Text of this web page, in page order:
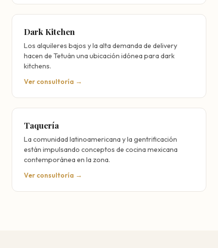
Dark Kitchen
Los alquileres bajos y la alta demanda de delivery
hacen de Tetuán una ubicación idónea para dark
kitchens.
Ver consultoría →
Taquería
La comunidad latinoamericana y la gentrificación
están impulsando conceptos de cocina mexicana
contemporánea en la zona.
Ver consultoría →